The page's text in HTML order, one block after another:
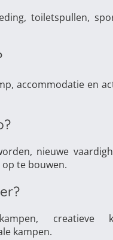
toiletspullen,
accommodatie en
nieuwe
te bouwen.
creatieve
kampen.